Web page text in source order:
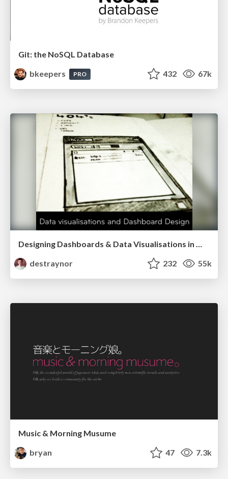
Git: the NoSQL Database
bkeepers
PRO 432 67k
destraynor
232 55k
Music & Morning Musume
bryan
47 7.3k